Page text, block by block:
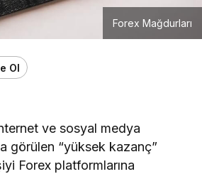
Forex Mağdurları
Ol
ve sosyal medya
görülen “yüksek kazanç”
Forex platformlarına